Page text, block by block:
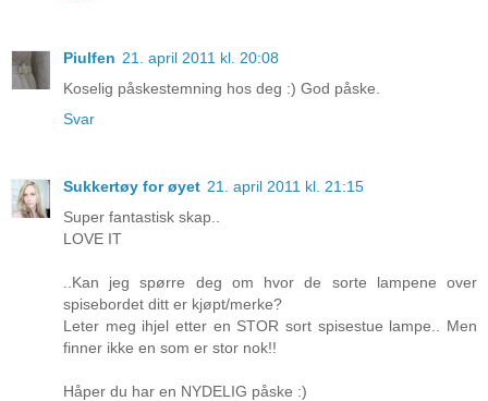
Piulfen 21. april 2011 kl. 20:08
Koselig påskestemning hos deg :) God påske.
Svar
Sukkertøy for øyet 21. april 2011 kl. 21:15
Super fantastisk skap..
LOVE IT
..Kan jeg spørre deg om hvor de sorte lampene over
spisebordet ditt er kjøpt/merke?
Leter meg ihjel etter en STOR sort spisestue lampe.. Men
finner ikke en som er stor nok!!
Håper du har en NYDELIG påske :)